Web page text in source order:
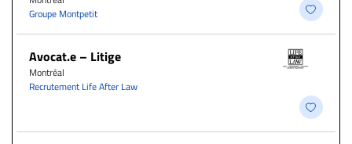
Groupe Montpetit
Avocat.e – Litige
Montréal
Recrutement Life After Law